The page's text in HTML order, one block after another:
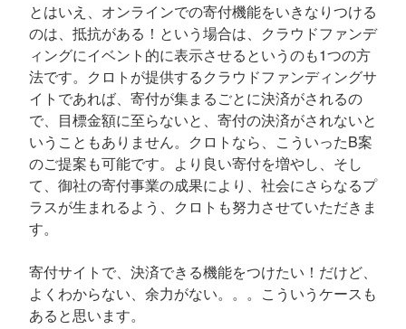
とはいえ、オンラインでの寄付機能をいきなりつける
のは、抵抗がある！という場合は、クラウドファンデ
ィングにイベント的に表示させるというのも1つの方
法です。クロトが提供するクラウドファンディングサ
イトであれば、寄付が集まるごとに決済がされるの
で、目標金額に至らないと、寄付の決済がされないと
いうこともありません。クロトなら、こういったB案
のご提案も可能です。より良い寄付を増やし、そし
て、御社の寄付事業の成果により、社会にさらなるプ
ラスが生まれるよう、クロトも努力させていただきま
す。
寄付サイトで、決済できる機能をつけたい！だけど、
よくわからない、余力がない。。。こういうケースも
あると思います。